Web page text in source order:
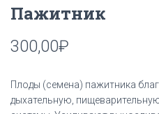
Пажитник
300,00₽
Плоды (семена) пажитника
дыхательную,